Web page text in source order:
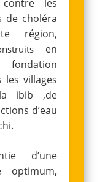
les
de choléra
région,
en
les villages
ibib ,de
d’eau
d’une
optimum,